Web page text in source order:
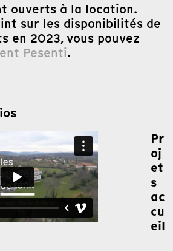
ouverts à la location.
sur les disponibilités de
en 2023, vous pouvez
Pesenti.
Pr
oj
et
s
ac
cu
eil